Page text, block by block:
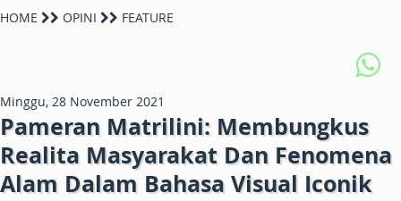
HOME OPINI FEATURE
Minggu, 28 November 2021
Pameran Matrilini: Membungkus
Realita Masyarakat Dan Fenomena
Alam Dalam Bahasa Visual Iconik